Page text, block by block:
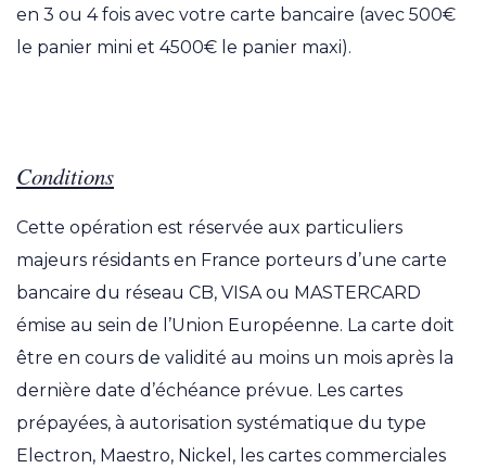
en 3 ou 4 fois avec votre carte bancaire (avec 500€
le panier mini et 4500€ le panier maxi).
Conditions
Cette opération est réservée aux particuliers
majeurs résidants en France porteurs d’une carte
bancaire du réseau CB, VISA ou MASTERCARD
émise au sein de l’Union Européenne. La carte doit
être en cours de validité au moins un mois après la
dernière date d’échéance prévue. Les cartes
prépayées, à autorisation systématique du type
Electron, Maestro, Nickel, les cartes commerciales